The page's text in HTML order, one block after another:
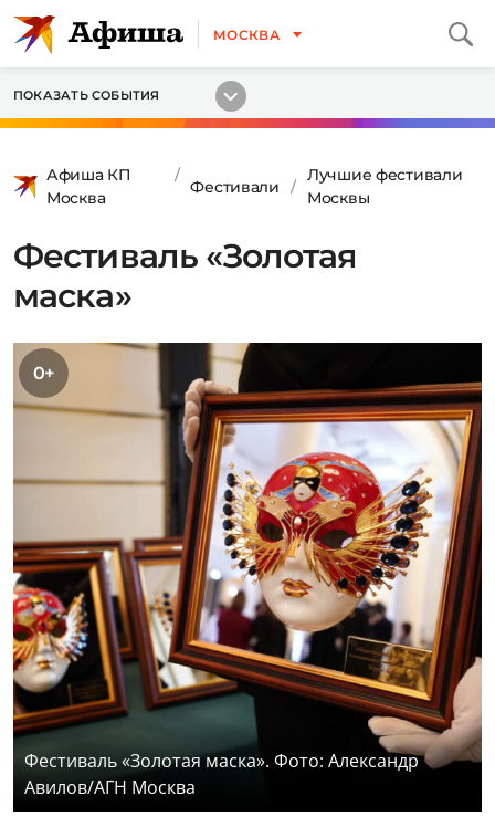
МОСКВА
ПОКАЗАТЬ СОБЫТИЯ
Афиша КП
Москва
Фестивали
Лучшие фестивали
Москвы
Фестиваль «Золотая
маска»
0+
Фестиваль «Золотая маска». Фото: Александр
Авилов/АГН Москва